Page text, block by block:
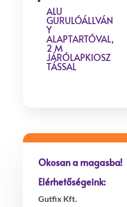
ALU
GURULÓÁLLVÁN
Y
ALAPTARTÓVAL,
2 M
JÁRÓLAPKIOSZ
TÁSSAL
Okosan a magasba!
Elérhetőségeink:
Gutfix Kft.